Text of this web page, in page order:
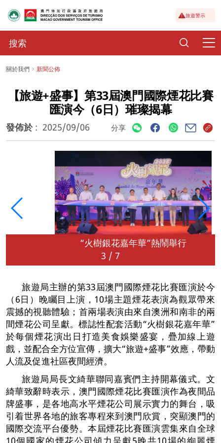
旅遊警示
關於我們 新聞公佈
【旅遊+盛事】第33屆澳門國際煙花比賽
匯演今（6日）璀璨揭幕
發佈於 : 2025/09/06 分享
“火樹銀花嘉年華”熱鬧舉行
3 / 7
旅遊局主辦的第33屆澳門國際煙花比賽匯演於今
（6日）晚矚目上演，10場主題煙花表演為觀眾帶來
震撼的視聽體驗；首兩場表演由來自澳洲和南非的兩
間煙花公司呈獻。標誌性配套活動“火樹銀花嘉年華”
於每個煙花演出日打造美食娛樂盛宴，疊加線上遊
戲，並配合全方位宣傳，擴大“旅遊+盛事”效應，帶動
人流及促進社區夜間經濟。
旅遊局局長文綺華聯同嘉賓們主持開幕儀式。文
綺華致辭時表示，澳門國際煙花比賽匯演作為夜間品
牌盛事，是各地高水平煙花公司展示實力的舞台，吸
引着世界各地的旅客專程來到澳門欣賞，突顯澳門的
國際交流平台優勢。本屆煙花比賽匯演雲集來自全球
10個國家的煙花公司傾力呈獻5晚共10場的絢麗煙